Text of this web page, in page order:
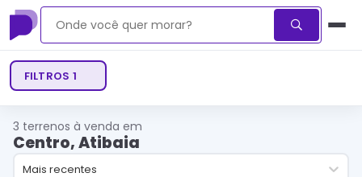
FILTROS 1
3 terrenos à venda em
Centro, Atibaia
Mais recentes